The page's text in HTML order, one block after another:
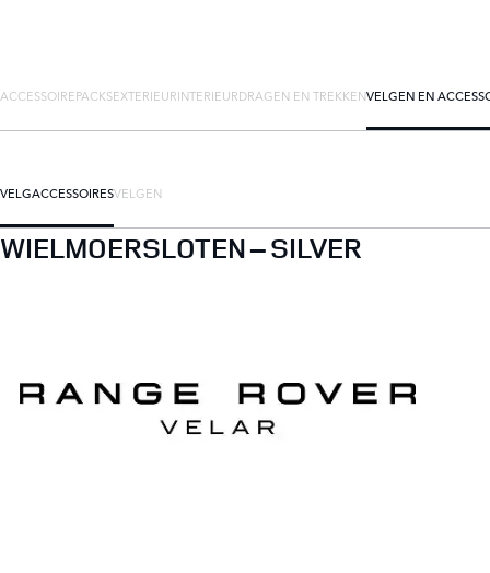
ACCESSOIREPACKSEXTERIEURINTERIEURDRAGEN EN TREKKENVELGEN EN
VELGACCESSOIRESVELGEN
WIELMOERSLOTEN – SILVER